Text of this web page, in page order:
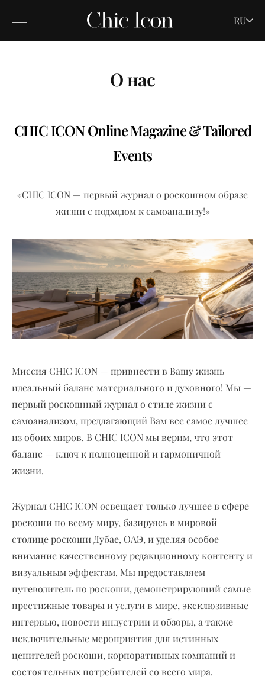
RU
О нас
CHIC ICON Online Magazine & Tailored
Events
«CHIC ICON — первый журнал о роскошном образе
жизни с подходом к самоанализу!»
Миссия CHIC ICON — привнести в Вашу жизнь
идеальный баланс материального и духовного! Мы —
первый роскошный журнал о стиле жизни с
самоанализом, предлагающий Вам все самое лучшее
из обоих миров. В CHIC ICON мы верим, что этот
баланс — ключ к полноценной и гармоничной
жизни.
Журнал CHIC ICON освещает только лучшее в сфере
роскоши по всему миру, базируясь в мировой
столице роскоши Дубае, ОАЭ, и уделяя особое
внимание качественному редакционному контенту и
визуальным эффектам. Мы предоставляем
путеводитель по роскоши, демонстрирующий самые
престижные товары и услуги в мире, эксклюзивные
интервью, новости индустрии и обзоры, а также
исключительные мероприятия для истинных
ценителей роскоши, корпоративных компаний и
состоятельных потребителей со всего мира.